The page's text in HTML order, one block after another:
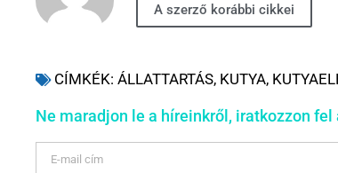
A szerző korábbi cikkei
CÍMKÉK: ÁLLATTARTÁS, KUTYA,
Ne maradjon le a híreinkről, iratkozzon